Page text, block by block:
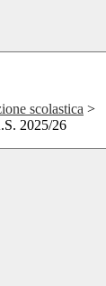
scolastica >
2025/26